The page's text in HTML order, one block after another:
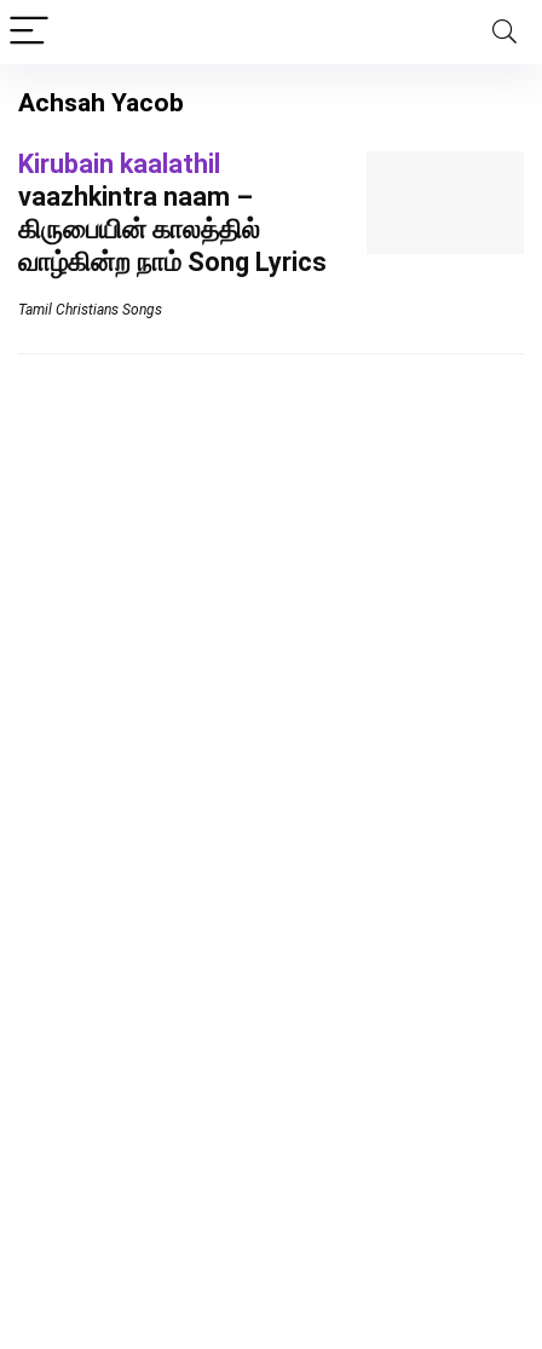
Achsah Yacob
Kirubain kaalathil
vaazhkintra naam –
கிருபையின் காலத்தில்
வாழ்கின்ற நாம் Song Lyrics
Tamil Christians Songs